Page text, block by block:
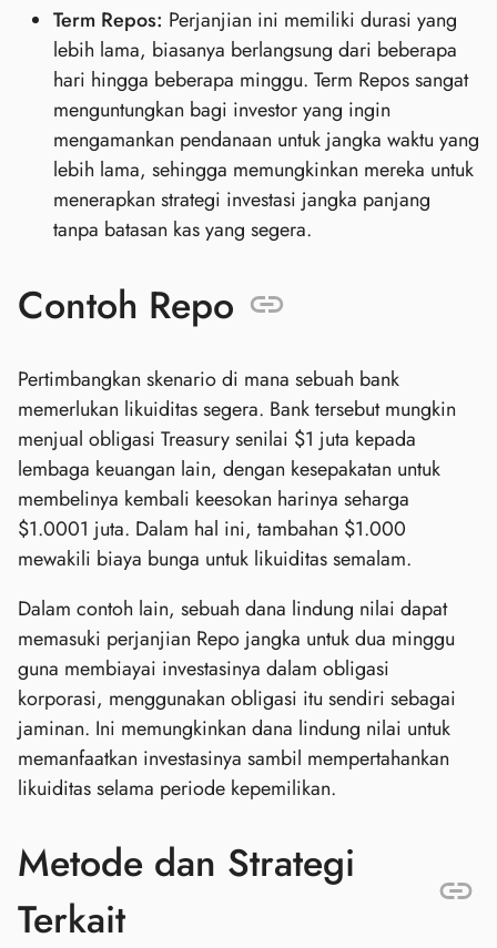
Term Repos: Perjanjian ini memiliki durasi yang
lebih lama, biasanya berlangsung dari beberapa
hari hingga beberapa minggu. Term Repos sangat
menguntungkan bagi investor yang ingin
mengamankan pendanaan untuk jangka waktu yang
lebih lama, sehingga memungkinkan mereka untuk
menerapkan strategi investasi jangka panjang
tanpa batasan kas yang segera.
Contoh Repo
Pertimbangkan skenario di mana sebuah bank
memerlukan likuiditas segera. Bank tersebut mungkin
menjual obligasi Treasury senilai $1 juta kepada
lembaga keuangan lain, dengan kesepakatan untuk
membelinya kembali keesokan harinya seharga
$1.0001 juta. Dalam hal ini, tambahan $1.000
mewakili biaya bunga untuk likuiditas semalam.
Dalam contoh lain, sebuah dana lindung nilai dapat
memasuki perjanjian Repo jangka untuk dua minggu
guna membiayai investasinya dalam obligasi
korporasi, menggunakan obligasi itu sendiri sebagai
jaminan. Ini memungkinkan dana lindung nilai untuk
memanfaatkan investasinya sambil mempertahankan
likuiditas selama periode kepemilikan.
Metode dan Strategi
Terkait